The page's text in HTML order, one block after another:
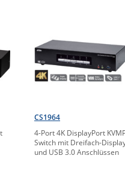
CS1964
4-Port 4K DisplayPort
Switch mit Dreifach-
und USB 3.0 Anschlüssen